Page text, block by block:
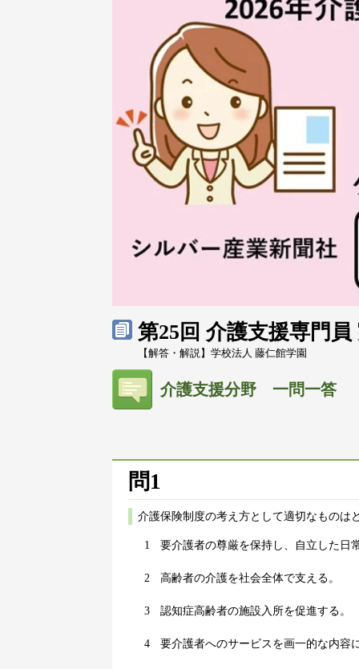
第25回 介護支援専門
【解答・解説】学校法人 藤仁館学園
介護支援分野 一問一答
問1
介護保険制度の考え方として適切なものは
1 要介護者の尊厳を保持し、自立した日
2 高齢者の介護を社会全体で支える。
3 認知症高齢者の施設入所を促進する。
4 要介護者へのサービスを画一的な内容